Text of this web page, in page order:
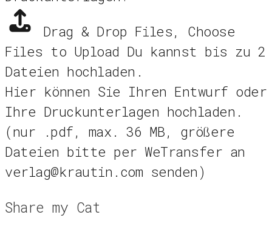
Drag & Drop Files, Choose
Files to Upload Du kannst bis zu 2
Dateien hochladen.
Hier können Sie Ihren Entwurf oder
Ihre Druckunterlagen hochladen.
(nur .pdf, max. 36 MB, größere
Dateien bitte per WeTransfer an
verlag@krautin.com senden)
Share my Cat